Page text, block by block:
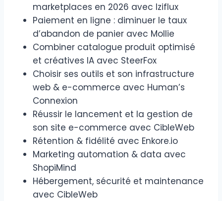
marketplaces en 2026 avec Iziflux
Paiement en ligne : diminuer le taux
d’abandon de panier avec Mollie
Combiner catalogue produit optimisé
et créatives IA avec SteerFox
Choisir ses outils et son infrastructure
web & e-commerce avec Human’s
Connexion
Réussir le lancement et la gestion de
son site e-commerce avec CibleWeb
Rétention & fidélité avec Enkore.io
Marketing automation & data avec
ShopiMind
Hébergement, sécurité et maintenance
avec CibleWeb